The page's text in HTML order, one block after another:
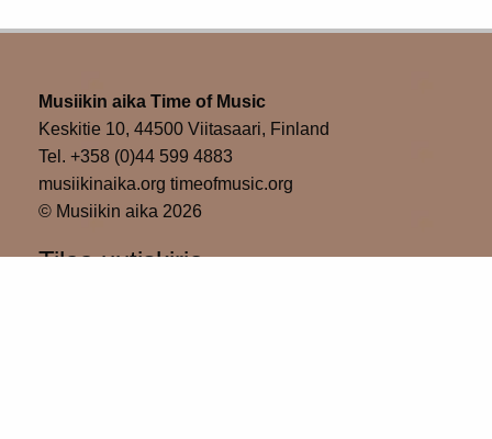
Musiikin aika Time of Music
Keskitie 10, 44500 Viitasaari, Finland
Tel. +358 (0)44 599 4883
musiikinaika.org timeofmusic.org
© Musiikin aika 2026
Tilaa uutiskirje